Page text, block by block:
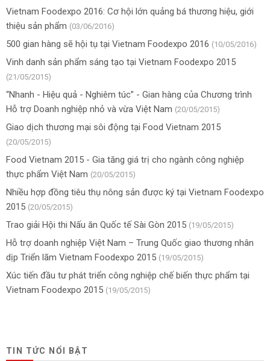
Vietnam Foodexpo 2016: Cơ hội lớn quảng bá thương hiệu, giới
thiệu sản phẩm (03/06/2016)
500 gian hàng sẽ hội tụ tại Vietnam Foodexpo 2016 (10/05/2016)
Vinh danh sản phẩm sáng tạo tại Vietnam Foodexpo 2015
(21/05/2015)
“Nhanh - Hiệu quả - Nghiêm túc” - Gian hàng của Chương trình
Hỗ trợ Doanh nghiệp nhỏ và vừa Việt Nam (20/05/2015)
Giao dịch thương mại sôi động tại Food Vietnam 2015
(20/05/2015)
Food Vietnam 2015 - Gia tăng giá trị cho ngành công nghiệp
thực phẩm Việt Nam (20/05/2015)
Nhiều hợp đồng tiêu thụ nông sản được ký tại Vietnam Foodexpo
2015 (20/05/2015)
Trao giải Hội thi Nấu ăn Quốc tế Sài Gòn 2015 (19/05/2015)
Hỗ trợ doanh nghiệp Việt Nam – Trung Quốc giao thương nhân
dịp Triển lãm Vietnam Foodexpo 2015 (19/05/2015)
Xúc tiến đầu tư phát triển công nghiệp chế biến thực phẩm tại
Vietnam Foodexpo 2015 (19/05/2015)
TIN TỨC NỔI BẬT